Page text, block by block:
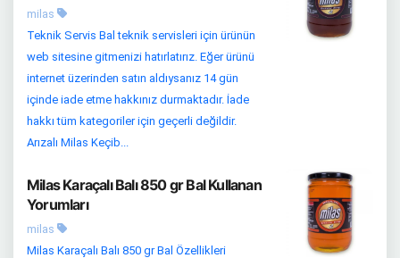
milas
Teknik Servis Bal teknik servisleri için ürünün
web sitesine gitmenizi hatırlatırız. Eğer ürünü
internet üzerinden satın aldıysanız 14 gün
içinde iade etme hakkınız durmaktadır. İade
hakkı tüm kategoriler için geçerli değildir.
Arızalı Milas Keçib...
Milas Karaçalı Balı 850 gr Bal Kullanan
Yorumları
milas
Milas Karaçalı Balı 850 gr Bal Özellikleri